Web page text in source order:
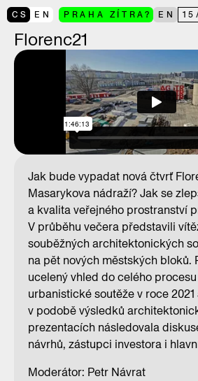
CS EN PRAHA ZÍTRA? EN 15
Florenc21
Jak bude vypadat nová čtvrť
Masarykova nádraží? Jak se
a kvalita veřejného prostranství
V průběhu večera představili
souběžných architektonických
na pět nových městských bloků.
ucelený vhled do celého
urbanistické soutěže v roce
v podobě výsledků
prezentacích následovala
návrhů, zástupci investora i
Moderátor: Petr Návrat